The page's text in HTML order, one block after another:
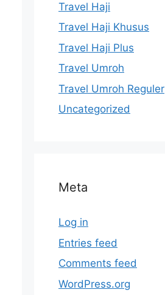
Travel Haji
Travel Haji Khusus
Travel Haji Plus
Travel Umroh
Travel Umroh Reguler
Uncategorized
Meta
Log in
Entries feed
Comments feed
WordPress.org